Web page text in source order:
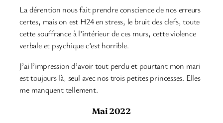
La dérention nous fait prendre conscience de nos erreurs
certes, mais on est H24 en stress, le bruit des clefs, toute
cette souffrance à l’intérieur de ces murs, cette violence
verbale et psychique c’est horrible.
J’ai l’impression d’avoir tout perdu et pourtant mon mari
est toujours là, seul avec nos trois petites princesses. Elles
me manquent tellement.
Mai 2022